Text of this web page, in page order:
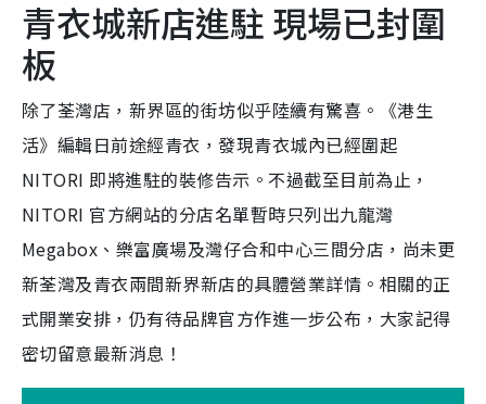
青衣城新店進駐 現場已封圍
板
除了荃灣店，新界區的街坊似乎陸續有驚喜。《港生
活》編輯日前途經青衣，發現青衣城內已經圍起
NITORI 即將進駐的裝修告示。不過截至目前為止，
NITORI 官方網站的分店名單暫時只列出九龍灣
Megabox、樂富廣場及灣仔合和中心三間分店，尚未更
新荃灣及青衣兩間新界新店的具體營業詳情。相關的正
式開業安排，仍有待品牌官方作進一步公布，大家記得
密切留意最新消息！